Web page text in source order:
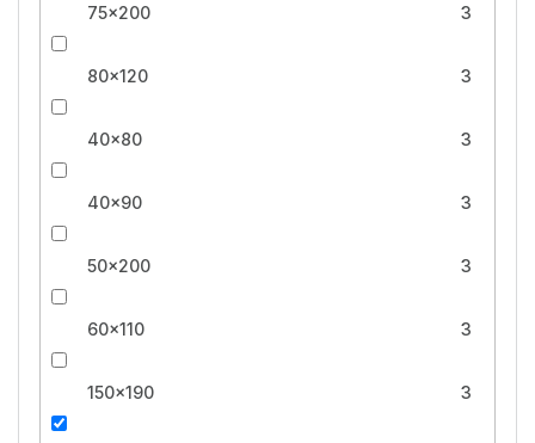
75x200 3
80x120 3
40x80 3
40x90 3
50x200 3
60x110 3
150x190 3